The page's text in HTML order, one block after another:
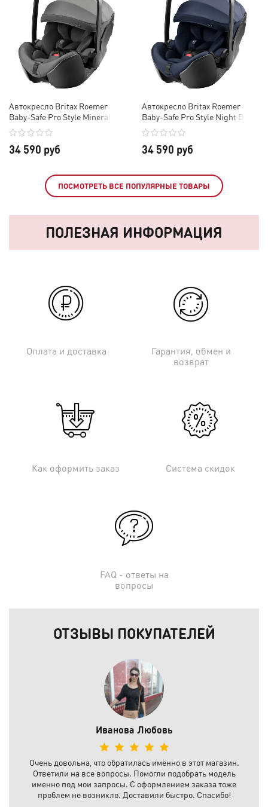
Автокресло Britax Roemer
Baby-Safe Pro Style Mineral
Grey
34 590 руб
Автокресло Britax Roemer
Baby-Safe Pro Style Night Blue
34 590 руб
ПОСМОТРЕТЬ ВСЕ ПОПУЛЯРНЫЕ ТОВАРЫ
ПОЛЕЗНАЯ ИНФОРМАЦИЯ
Оплата и доставка
Гарантия, обмен и
возврат
Как оформить заказ Система скидок
FAQ - ответы на
вопросы
ОТЗЫВЫ ПОКУПАТЕЛЕЙ
Иванова Любовь
Очень довольна, что обратилась именно в этот магазин.
Ответили на все вопросы. Помогли подобрать модель
именно под мои запросы. С оформлением заказа тоже
проблем не возникло. Доставили быстро. Спасибо!